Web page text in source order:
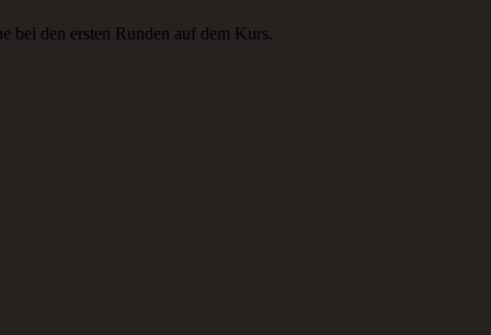
bei den ersten Runden auf dem Kurs.